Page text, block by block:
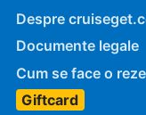
Despre
Documente legale
Cum se face o
Giftcard